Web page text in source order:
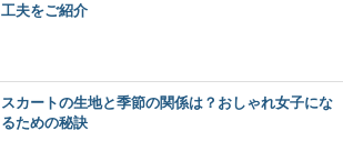
工夫をご紹介
スカートの生地と季節の関係は？おしゃれ女子にな
るための秘訣